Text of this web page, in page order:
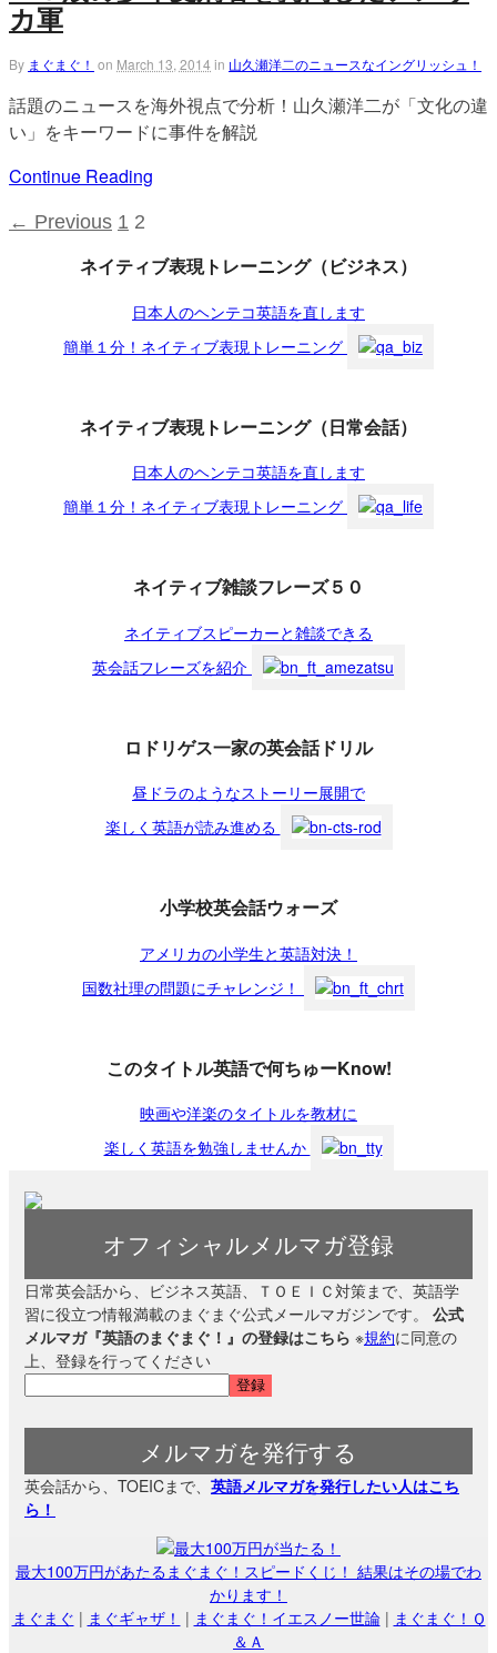
カ軍
By まぐまぐ！ on March 13, 2014 in 山久瀬洋二のニュースなイングリッシュ！
話題のニュースを海外視点で分析！山久瀬洋二が「文化の違
い」をキーワードに事件を解説
Continue Reading
← Previous 1 2
ネイティブ表現トレーニング（ビジネス）
日本人のヘンテコ英語を直します
簡単１分！ネイティブ表現トレーニング
ネイティブ表現トレーニング（日常会話）
日本人のヘンテコ英語を直します
簡単１分！ネイティブ表現トレーニング
ネイティブ雑談フレーズ５０
ネイティブスピーカーと雑談できる
英会話フレーズを紹介
ロドリゲス一家の英会話ドリル
昼ドラのようなストーリー展開で
楽しく英語が読み進める
小学校英会話ウォーズ
アメリカの小学生と英語対決！
国数社理の問題にチャレンジ！
このタイトル英語で何ちゅーKnow!
映画や洋楽のタイトルを教材に
楽しく英語を勉強しませんか
オフィシャルメルマガ登録
日常英会話から、ビジネス英語、ＴＯＥＩＣ対策まで、英語学
習に役立つ情報満載のまぐまぐ公式メールマガジンです。 公式
メルマガ『英語のまぐまぐ！』の登録はこちら ※規約に同意の
上、登録を行ってください
メルマガを発行する
英会話から、TOEICまで、 英語メルマガを発行したい人はこち
ら！
最大100万円があたるまぐまぐ！スピードくじ！ 結果はその場でわ
かります！
まぐまぐ | まぐギャザ！ | まぐまぐ！イエスノー世論| まぐまぐ！Ｑ
＆Ａ